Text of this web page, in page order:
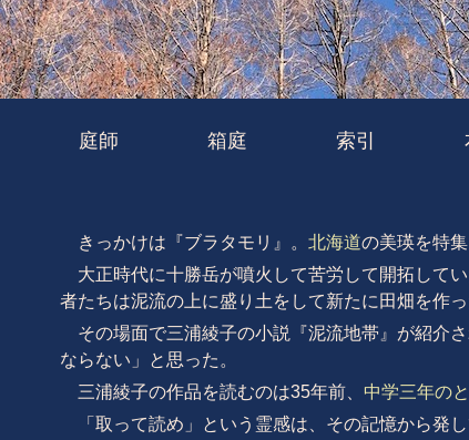
庭師 箱庭 索引
きっかけは『ブラタモリ』。 北海道の美瑛を特集
大正時代に十勝岳が噴火して苦労して開拓して
者たちは泥流の上に盛り土をして新たに田畑を作っ
その場面で三浦綾子の小説『泥流地帯』が紹介
ならない」と思った。
三浦綾子の作品を読むのは35年前、 中学三年の
「取って読め」という霊感は、その記憶から発